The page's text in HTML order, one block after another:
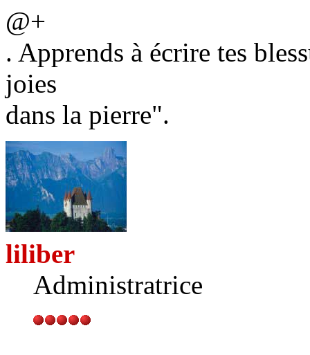
@+
. Apprends à écrire tes
joies
dans la pierre".
liliber
Administratrice